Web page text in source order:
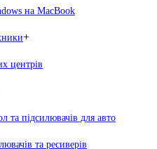
на MacBook
+
центрів
та підсилювачів для авто
та ресиверів